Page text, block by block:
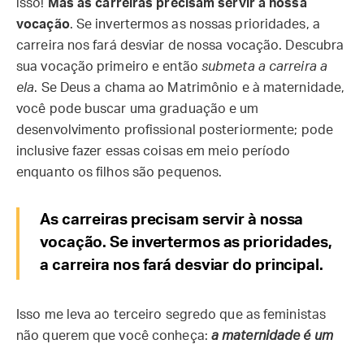
isso! Mas as carreiras precisam servir à nossa
vocação. Se invertermos as nossas prioridades, a
carreira nos fará desviar de nossa vocação. Descubra
sua vocação primeiro e então submeta a carreira a
ela. Se Deus a chama ao Matrimônio e à maternidade,
você pode buscar uma graduação e um
desenvolvimento profissional posteriormente; pode
inclusive fazer essas coisas em meio período
enquanto os filhos são pequenos.
As carreiras precisam servir à nossa
vocação. Se invertermos as prioridades,
a carreira nos fará desviar do principal.
Isso me leva ao terceiro segredo que as feministas
não querem que você conheça: a maternidade é um